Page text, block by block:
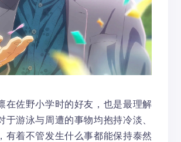
在佐野小学时的好友，也是最理解
于游泳与周遭的事物均抱持冷淡、
有着不管发生什么事都能保持泰然